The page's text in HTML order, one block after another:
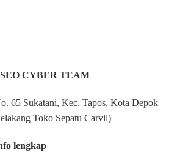
CYBER TEAM
65 Sukatani, Kec. Tapos, Kota Depok
Toko Sepatu Carvil)
lengkap